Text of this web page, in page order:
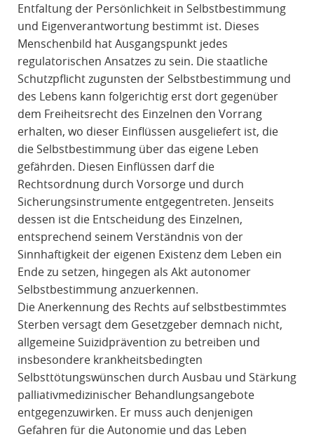
Entfaltung der Persönlichkeit in Selbstbestimmung
und Eigenverantwortung bestimmt ist. Dieses
Menschenbild hat Ausgangspunkt jedes
regulatorischen Ansatzes zu sein. Die staatliche
Schutzpflicht zugunsten der Selbstbestimmung und
des Lebens kann folgerichtig erst dort gegenüber
dem Freiheitsrecht des Einzelnen den Vorrang
erhalten, wo dieser Einflüssen ausgeliefert ist, die
die Selbstbestimmung über das eigene Leben
gefährden. Diesen Einflüssen darf die
Rechtsordnung durch Vorsorge und durch
Sicherungsinstrumente entgegentreten. Jenseits
dessen ist die Entscheidung des Einzelnen,
entsprechend seinem Verständnis von der
Sinnhaftigkeit der eigenen Existenz dem Leben ein
Ende zu setzen, hingegen als Akt autonomer
Selbstbestimmung anzuerkennen.
Die Anerkennung des Rechts auf selbstbestimmtes
Sterben versagt dem Gesetzgeber demnach nicht,
allgemeine Suizidprävention zu betreiben und
insbesondere krankheitsbedingten
Selbsttötungswünschen durch Ausbau und Stärkung
palliativmedizinischer Behandlungsangebote
entgegenzuwirken. Er muss auch denjenigen
Gefahren für die Autonomie und das Leben